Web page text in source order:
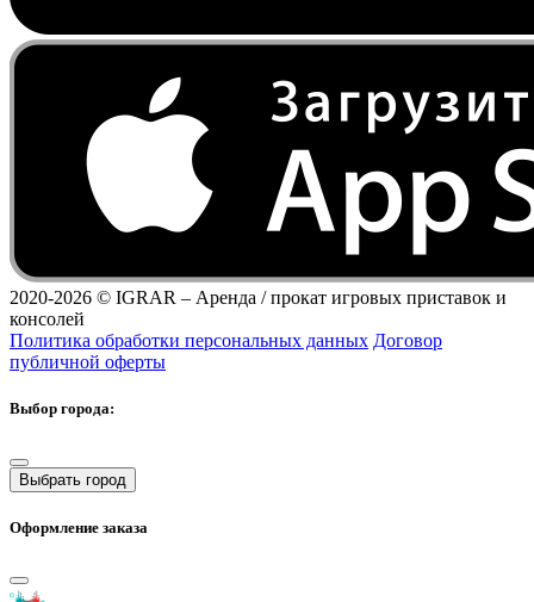
2020-2026 © IGRAR – Аренда / прокат игровых приставок и
консолей
Политика обработки персональных данных Договор
публичной оферты
Выбор города:
Выбрать город
Оформление заказа